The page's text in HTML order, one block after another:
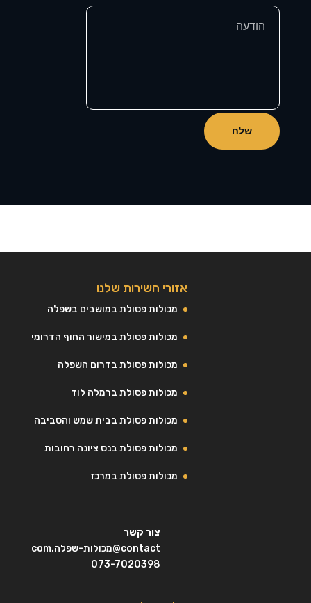
שלח
אזורי השירות שלנו
מכולות פסולת במושבים בשפלה
מכולות פסולת במישור החוף הדרומי
מכולות פסולת בדרום השפלה
מכולות פסולת ברמלה לוד
מכולות פסולת בבית שמש והסביבה
מכולות פסולת בנס ציונה רחובות
מכולות פסולת במרכז
צור קשר
contact@מכולות-שפלה.com
073-7020398